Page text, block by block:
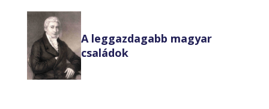
A leggazdagabb magyar
családok